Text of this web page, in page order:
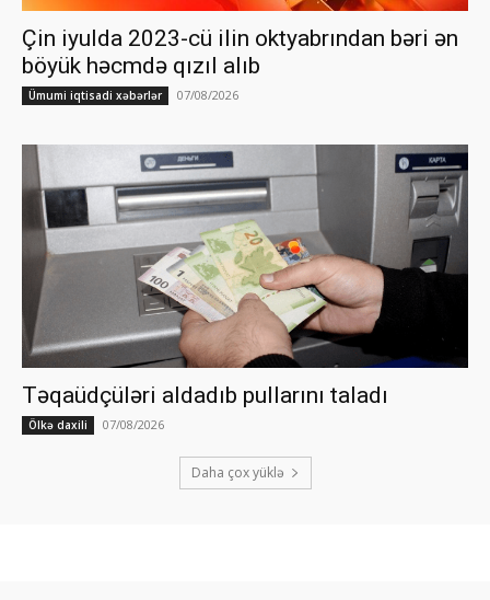
Çin iyulda 2023-cü ilin oktyabrından bəri ən
böyük həcmdə qızıl alıb
Ümumi iqtisadi xəbərlər 07/08/2026
Təqaüdçüləri aldadıb pullarını taladı
Ölkə daxili 07/08/2026
Daha çox yüklə